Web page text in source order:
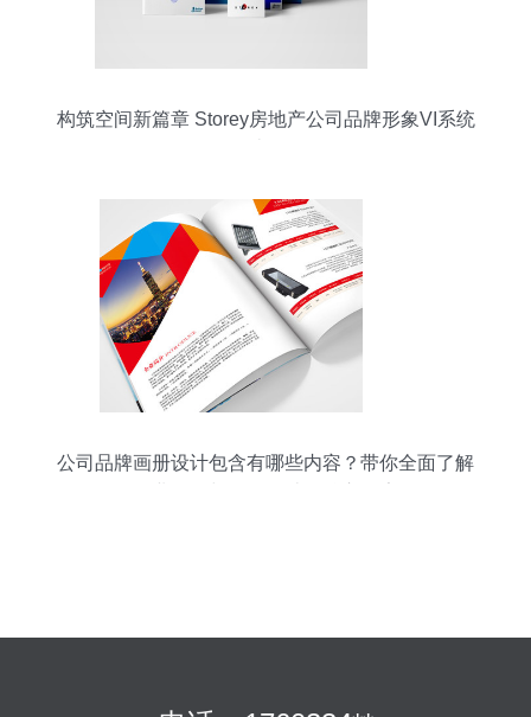
构筑空间新篇章 Storey房地产公司品牌形象VI系统
公司品牌画册设计包含有哪些内容？带你全面了解